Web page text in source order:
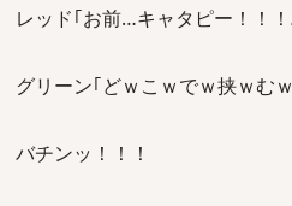
レッド｢お前…キャタピー！！
グリーン｢どｗこｗでｗ挟ｗむ
バチンッ！！！